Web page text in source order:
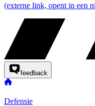
(externe link, opent in een
feedback
Defensie